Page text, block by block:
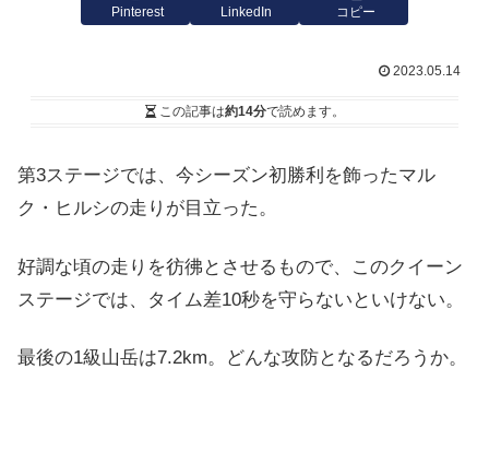
Pinterest LinkedIn コピー
2023.05.14
この記事は約14分で読めます。
第3ステージでは、今シーズン初勝利を飾ったマル
ク・ヒルシの走りが目立った。
好調な頃の走りを彷彿とさせるもので、このクイーン
ステージでは、タイム差10秒を守らないといけない。
最後の1級山岳は7.2km。どんな攻防となるだろうか。